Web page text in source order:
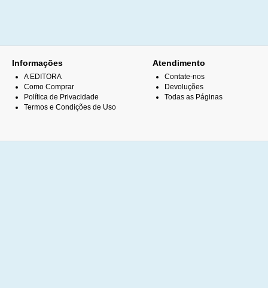
Informações
A EDITORA
Como Comprar
Política de Privacidade
Termos e Condições de Uso
Atendimento
Contate-nos
Devoluções
Todas as Páginas